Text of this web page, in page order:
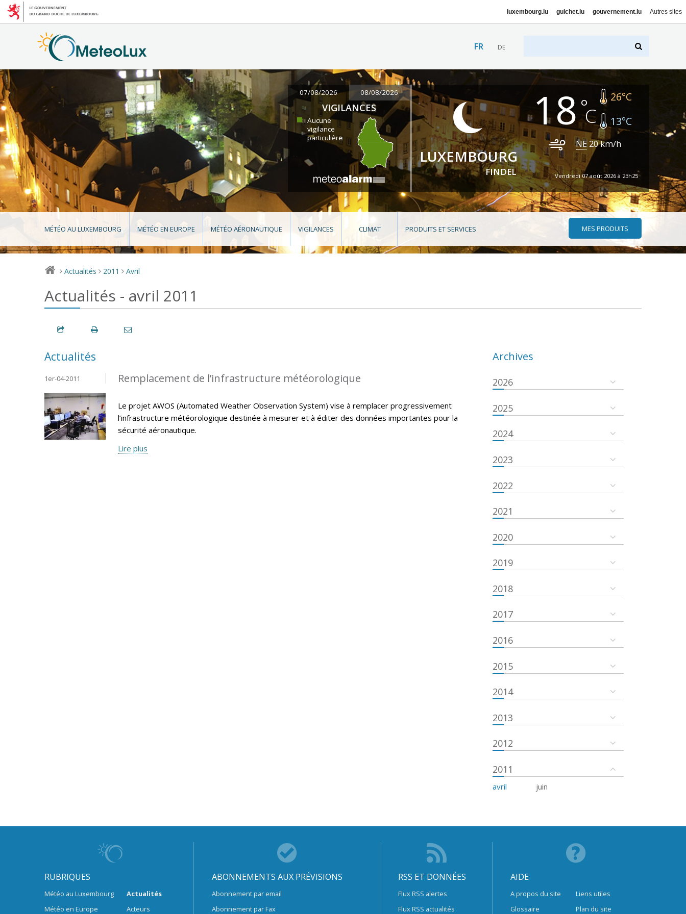
luxembourg.lu guichet.lu gouvernement.lu Autres sites
FR DE
07/08/2026 08/08/2026
VIGILANCES
Aucune
vigilance
particulière
LUXEMBOURG
FINDEL
18 26°C
13°C
NE 20km/h
Vendredi 07 août 2026 à 23h25
MÉTÉO AU LUXEMBOURG MÉTÉO EN EUROPE MÉTÉO AÉRONAUTIQUE VIGILANCES CLIMAT PRODUITS ET SERVICES MES PRODUITS
> Actualités > 2011 > Avril
Actualités - avril 2011
Actualités
Remplacement de l’infrastructure météorologique
1er-04-2011
Le projet AWOS (Automated Weather Observation System) vise à remplacer progressivement
l’infrastructure météorologique destinée à mesurer et à éditer des données importantes pour la
sécurité aéronautique.
Lire plus
Archives
2026
2025
2024
2023
2022
2021
2020
2019
2018
2017
2016
2015
2014
2013
2012
2011
avril juin
RUBRIQUES
Météo au Luxembourg
Météo en Europe
Actualités
Acteurs
ABONNEMENTS AUX PRÉVISIONS
Abonnement par email
Abonnement par Fax
RSS ET DONNÉES
Flux RSS alertes
Flux RSS actualités
AIDE
A propos du site
Glossaire
Liens utiles
Plan du site